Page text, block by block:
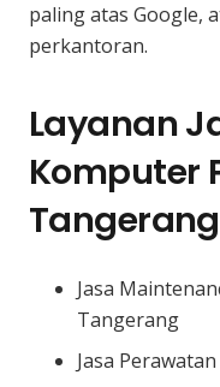
paling atas Google,
perkantoran.
Layanan
Komputer
Tangerang
Jasa
Tangerang
Jasa